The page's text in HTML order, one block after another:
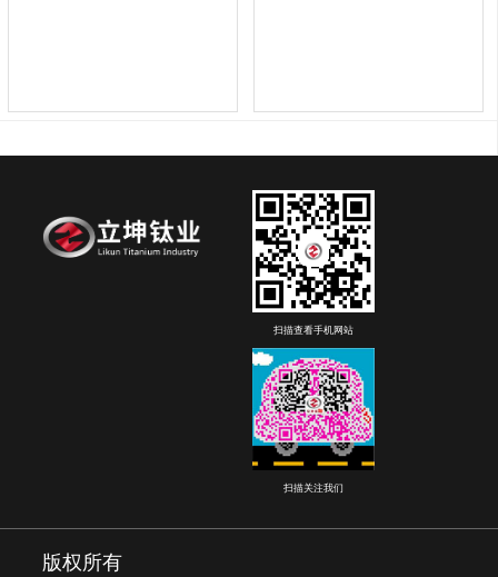
扫描查看手机网站
扫描关注我们
版权所有